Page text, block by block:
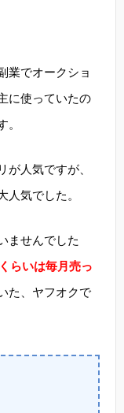
業でオークショ
に使っていたの
。
人気ですが、
人気でした。
ませんでした
らいは毎月売っ
た、ヤフオクで